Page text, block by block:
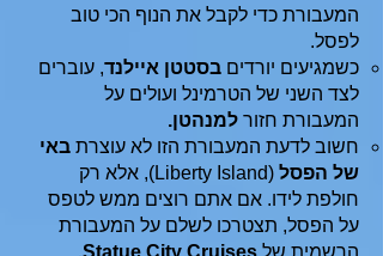
המעבורת כדי לקבל את הנוף הכי טוב
לפסל.
כשמגיעים יורדים בסטטן איילנד, עוברים
לצד השני של הטרמינל ועולים על
המעבורת חזור למנהטן.
חשוב לדעת המעבורת הזו לא עוצרת באי
של הפסל
(Liberty Island), אלא רק
חולפת לידו. אם אתם רוצים ממש לטפס
על הפסל, תצטרכו לשלם על המעבורת
הרשמית של Statue City Cruises.